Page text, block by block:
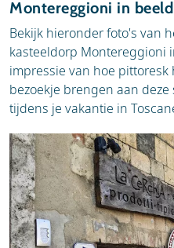
Montereggioni in beeld
Bekijk hieronder foto's van
kasteeldorp Montereggioni
impressie van hoe pittoresk
bezoekje brengen aan
tijdens je vakantie in